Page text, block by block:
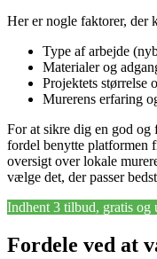
Her er nogle faktorer, der
Type af arbejde
Materialer og
Projektets størrelse
Murerens erfaring
For at sikre dig en god og
fordel benytte platformen
oversigt over lokale
vælge det, der passer
Indhent 3 tilbud, gratis og
Fordele ved at